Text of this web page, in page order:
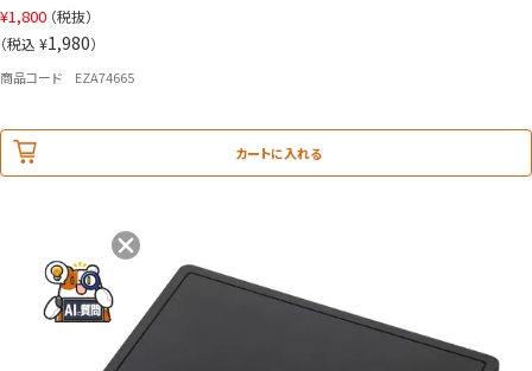
¥1,800 （税抜）
（税込 ¥1,980）
商品コード EZA74665
カートに入れる